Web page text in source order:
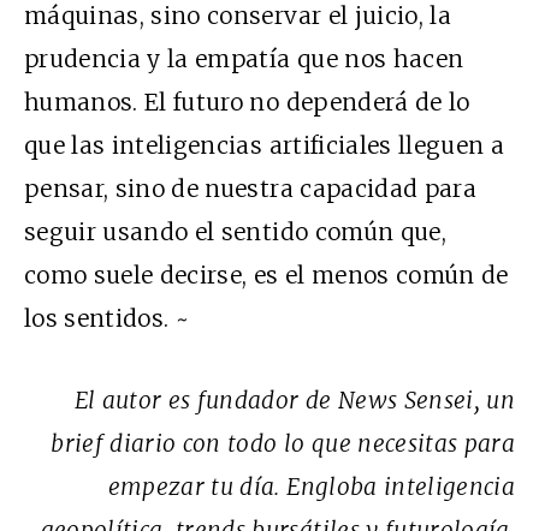
máquinas, sino conservar el juicio, la
prudencia y la empatía que nos hacen
humanos. El futuro no dependerá de lo
que las inteligencias artificiales lleguen a
pensar, sino de nuestra capacidad para
seguir usando el sentido común que,
como suele decirse, es el menos común de
los sentidos. ~
El autor es fundador de News Sensei, un
brief diario con todo lo que necesitas para
empezar tu día. Engloba inteligencia